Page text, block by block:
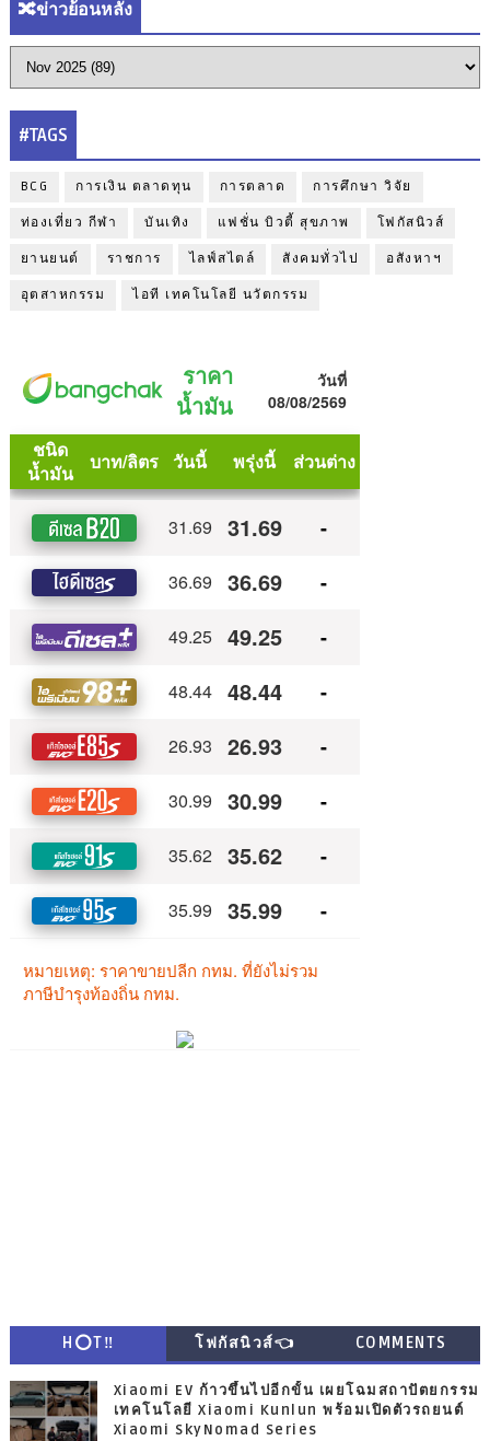
🔀ข่าวย้อนหลัง
#TAGS
BCG การเงิน ตลาดทุน การตลาด การศึกษา วิจัย
ท่องเที่ยว กีฬา บันเทิง แฟชั่น บิวตี้ สุขภาพ โฟกัสนิวส์
ยานยนต์ ราชการ ไลฟ์สไตล์ สังคมทั่วไป อสังหาฯ
อุตสาหกรรม ไอที เทคโนโลยี นวัตกรรม
H⭕T‼ โฟกัสนิวส์👈 COMMENTS
Xiaomi EV ก้าวขึ้นไปอีกขั้น เผยโฉมสถาปัตยกรรม
เทคโนโลยี Xiaomi Kunlun พร้อมเปิดตัวรถยนต์
Xiaomi SkyNomad Series